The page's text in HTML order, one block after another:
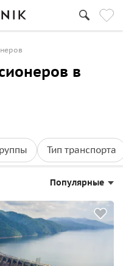
в
Тип транспорта
Популярные